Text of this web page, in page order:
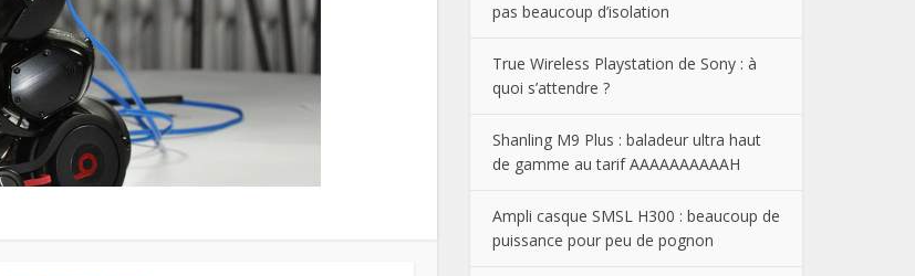
pas beaucoup d’isolation
True Wireless Playstation de Sony : à
quoi s’attendre ?
Shanling M9 Plus : baladeur ultra haut
de gamme au tarif AAAAAAAAAAH
Ampli casque SMSL H300 : beaucoup de
puissance pour peu de pognon